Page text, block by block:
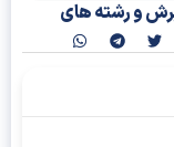
رشته های